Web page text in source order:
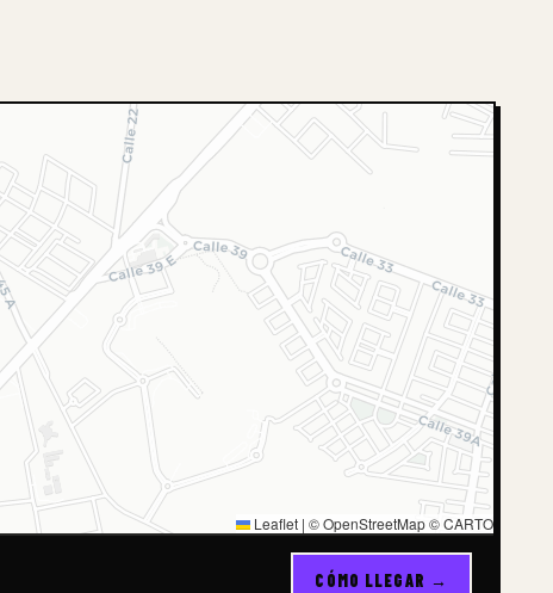
Leaflet | © OpenStreetMap © CARTO
CÓMO LLEGAR →